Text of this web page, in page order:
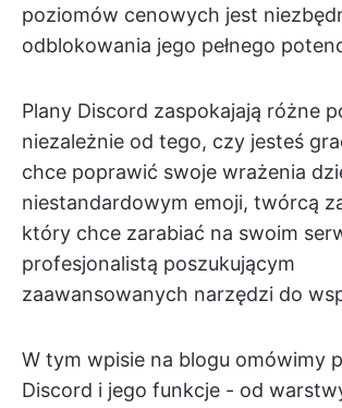
poziomów cenowych jest
odblokowania jego pełnego
Plany Discord zaspokajają różne
niezależnie od tego, czy jesteś
chce poprawić swoje wrażenia
niestandardowym emoji, twórcą
który chce zarabiać na swoim
profesjonalistą poszukującym
zaawansowanych narzędzi do
W tym wpisie na blogu omówimy
Discord i jego funkcje - od